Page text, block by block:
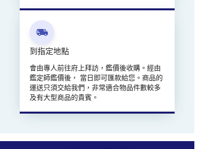
到指定地點
會由專人前往府上拜訪，鑑價後收購。經由
鑑定師鑑價後， 當日即可匯款給您。商品的
運送只須交給我們，非常適合物品件數較多
及有大型商品的貴賓。